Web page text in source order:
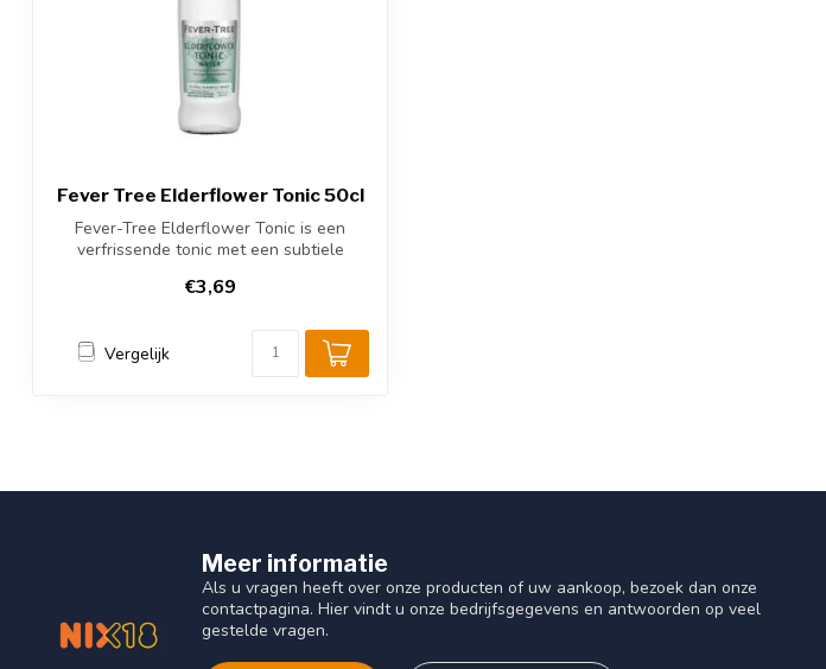
Fever Tree Elderflower Tonic 50cl
Fever-Tree Elderflower Tonic is een
verfrissende tonic met een subtiele
€3,69
Vergelijk
Meer informatie
Als u vragen heeft over onze producten of uw aankoop, bezoek dan onze
contactpagina. Hier vindt u onze bedrijfsgegevens en antwoorden op veel
gestelde vragen.